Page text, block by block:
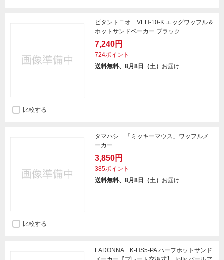
ビタントニオ VEH-10-K エッグワッフル＆
ホットサンドベーカー ブラック
7,240円
724ポイント
送料無料、8月8日（土） お届け
比較する
タマハシ 「ミッキーマウス」ワッフルメ
ーカー
3,850円
385ポイント
送料無料、8月8日（土） お届け
比較する
LADONNA K-HS5-PA ハーフホットサンド